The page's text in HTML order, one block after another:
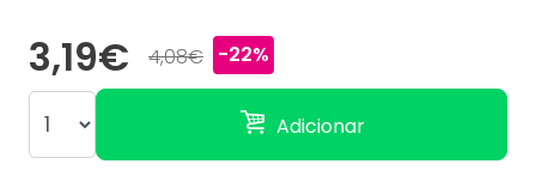
3,19€ 4,08€ -22%
Adicionar